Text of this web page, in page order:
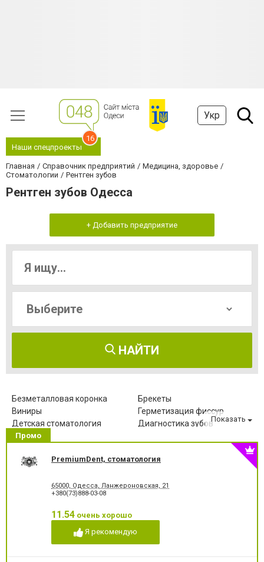
Укр
Наши спецпроекты
16
Главная Справочник предприятий
Медицина, здоровье
Стоматологии
Рентген зубов
Рентген зубов Одесса
+ Добавить предприятие
НАЙТИ
Безметалловая коронка
Брекеты
Виниры
Герметизация фиссур
Детская стоматология
Диагностика зубов
Зубные протезы
Клиновидный дефект зубов
Компьютерная томография
зубов
Коронка безметалловая
металлокерамическая
Коронка
цельнокерамическая
Лечение альвеолита
Лечение гиперестезии
Показать
Промо
PremiumDent, стоматология
65000, Одесса, Ланжероновская, 21
+380(73)888-03-08
11.54 очень хорошо
Я рекомендую